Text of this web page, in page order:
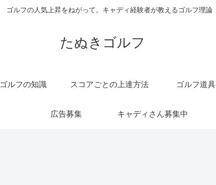
ゴルフの人気上昇をねがって。キャディ経験者が教えるゴルフ理論
たぬきゴルフ
ゴルフの知識 スコアごとの上達方法 ゴルフ道具
広告募集 キャディさん募集中